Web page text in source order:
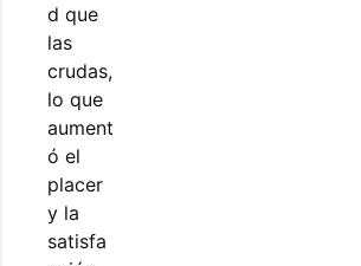
d que
las
crudas,
lo que
aument
ó el
placer
y la
satisfa